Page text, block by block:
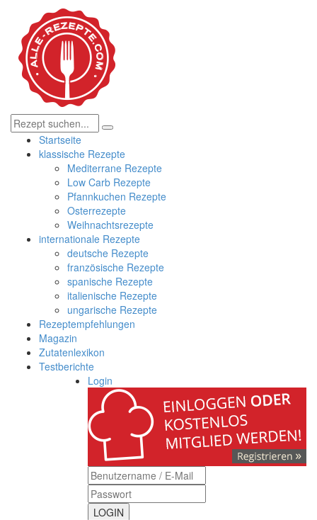
Startseite
klassische Rezepte
Mediterrane Rezepte
Low Carb Rezepte
Pfannkuchen Rezepte
Osterrezepte
Weihnachtsrezepte
internationale Rezepte
deutsche Rezepte
französische Rezepte
spanische Rezepte
italienische Rezepte
ungarische Rezepte
Rezeptempfehlungen
Magazin
Zutatenlexikon
Testberichte
Login
LOGIN